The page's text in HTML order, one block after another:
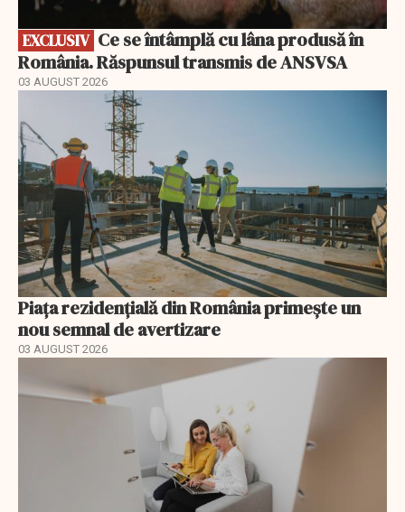
EXCLUSIV
România. Răspunsul transmis de ANSVSA
03 AUGUST 2026
Piața rezidențială din România primește un
nou semnal de avertizare
03 AUGUST 2026